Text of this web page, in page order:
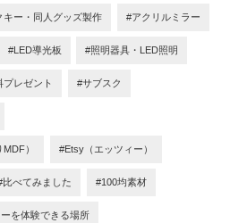
キー・同人グッズ製作 #アクリルミラー
#LED導光板 #照明器具・LED照明
プレゼント #サブスク
） #Etsy（エッツィー）
比べてみました #100均素材
を体験できる場所